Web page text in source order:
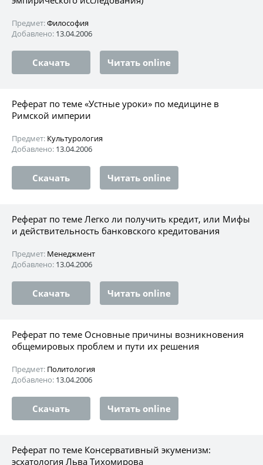
Предмет:Философия
Добавлено: 13.04.2006
Скачать Читать online
Реферат по теме «Устные уроки» по медицине в
Римской империи
Предмет: Культурология
Добавлено: 13.04.2006
Скачать Читать online
Реферат по теме Легко ли получить кредит, или Мифы
и действительность банковского кредитования
Предмет: Менеджмент
Добавлено: 13.04.2006
Скачать Читать online
Реферат по теме Основные причины возникновения
общемировых проблем и пути их решения
Предмет: Политология
Добавлено: 13.04.2006
Скачать Читать online
Реферат по теме Консервативный экуменизм:
эсхатология Льва Тихомирова